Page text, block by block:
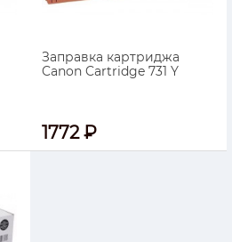
Заправка картриджа
Canon Cartridge 731 Y
1772 ₽